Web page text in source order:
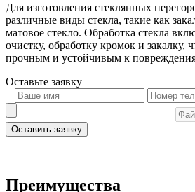
Для изготовления стеклянных
различные виды стекла, такие как
матовое стекло. Обработка стекла
очистку, обработку кромок и закалку,
прочным и устойчивым к
Оставьте заявку
Оставить заявку
Преимущества